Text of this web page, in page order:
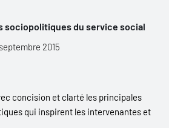
sociopolitiques du service social
2015
concision et clarté les principales
qui inspirent les intervenantes et